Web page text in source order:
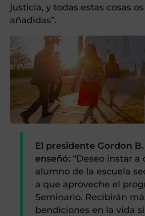
justicia, y todas estas cosas
añadidas”.
El presidente Gordon
enseñó: “Deseo instar a
alumno de la escuela
a que aproveche el
Seminario. Recibirán
bendiciones en la vida